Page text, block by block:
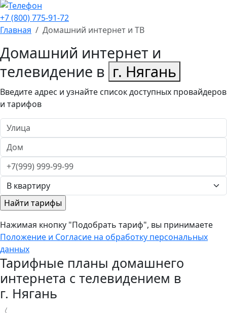
+7 (800) 775-91-72
Главная
Домашний интернет и ТВ
Домашний интернет и
телевидение в г. Нягань
Введите адрес и узнайте список доступных провайдеров
и тарифов
Нажимая кнопку "Подобрать тариф", вы принимаете
Положение и Согласие на обработку персональных
данных
Тарифные планы домашнего
интернета с телевидением в
г. Нягань